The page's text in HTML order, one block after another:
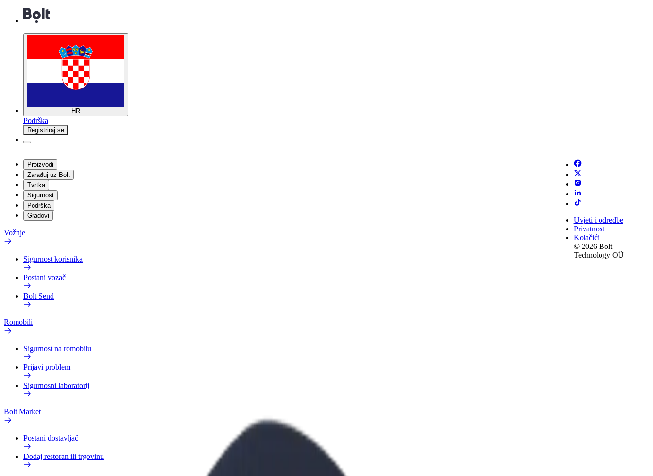
HR
Podrška
Registriraj se
Proizvodi
Zarađuj uz Bolt
Tvrtka
Sigurnost
Podrška
Gradovi
Vožnje
Sigurnost korisnika
Postani vozač
Bolt Send
Romobili
Sigurnost na romobilu
Prijavi problem
Sigurnosni laboratorij
Bolt Market
Postani dostavljač
Dodaj restoran ili trgovinu
Uvjeti i odredbe
Privatnost
Kolačići
© 2026 Bolt
Technology OÜ